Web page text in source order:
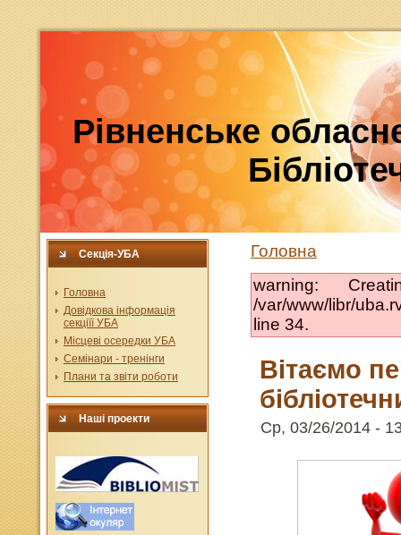
Рівненське
Секція-УБА
Головна
Довідкова інформація
секціїї УБА
Місцеві осередки УБА
Семінари - тренінги
Плани та звіти роботи
Наші проекти
Головна
warning:
/var/www/libr/
line 34.
Вітаємо
Ср, 03/26/2014 -